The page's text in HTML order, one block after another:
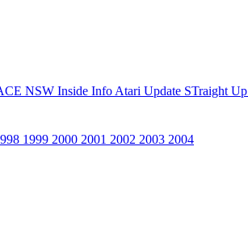
NSW Inside Info Atari Update STraight Up
1999 2000 2001 2002 2003 2004